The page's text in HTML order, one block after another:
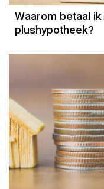
Waarom betaal
plushypotheek?